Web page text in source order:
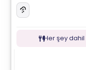
Her şey dahil